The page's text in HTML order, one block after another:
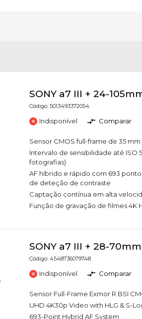
SONY a7 III + 24-
Código: 5013493372054
Indisponível Comparar
Sensor CMOS full-frame de 35 mm
Intervalo de sensibilidade até ISO
fotografias)
AF híbrido e rápido com 693
de deteção de contraste
Captação contínua em alta
Função de gravação de filmes 4K
SONY a7 III + 28-70mm
Código: 4548736079748
Indisponível Comparar
Sensor Full-Frame Exmor R BSI
UHD 4K30p Video with HLG & S-
693-Point Hybrid AF System